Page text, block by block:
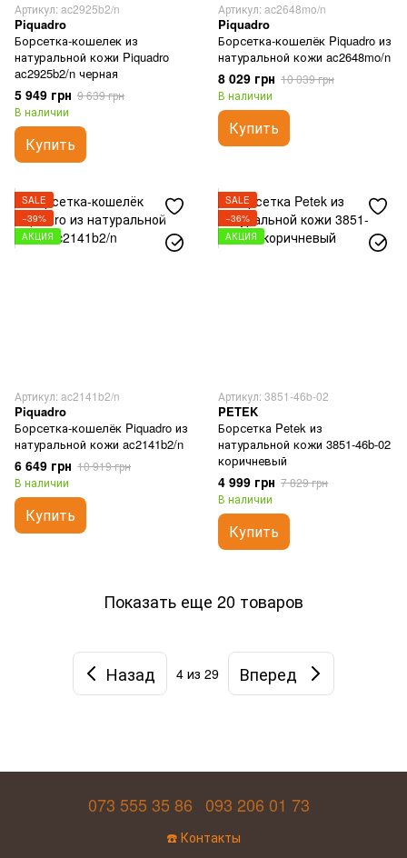
Артикул: ac2925b2/n
Piquadro
Борсетка-кошелек из
натуральной кожи Piquadro
ac2925b2/n черная
5 949 грн 9 639 грн
В наличии
Купить
Артикул: ac2648mo/n
Piquadro
Борсетка-кошелёк Piquadro из
натуральной кожи ac2648mo/n
8 029 грн 10 039 грн
В наличии
Купить
SALE
−39%
АКЦИЯ
Артикул: ac2141b2/n
Piquadro
Борсетка-кошелёк Piquadro из
натуральной кожи ac2141b2/n
6 649 грн 10 919 грн
В наличии
Купить
SALE
−36%
АКЦИЯ
Артикул: 3851-46b-02
PETEK
Борсетка Petek из
натуральной кожи 3851-46b-02
коричневый
4 999 грн 7 829 грн
В наличии
Купить
Показать еще 20 товаров
Назад 4 из 29 Вперед
073 555 35 86 093 206 01 73
☎️ Контакты